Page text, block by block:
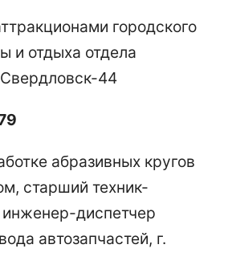
городского
и отдыха отдела
44
абразивных кругов
старший техник-
диспетчер
автозапчастей, г.